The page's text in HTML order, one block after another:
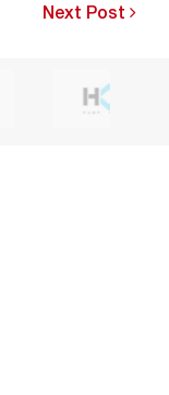
Next Post